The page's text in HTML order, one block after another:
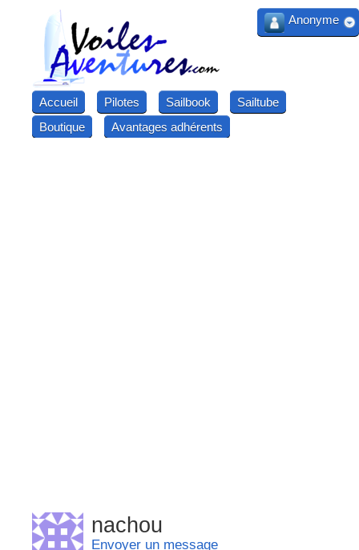
Accueil Pilotes Sailbook
Sailtube
Boutique
Avantages adhérents
nachou
Envoyer un message
Anonyme